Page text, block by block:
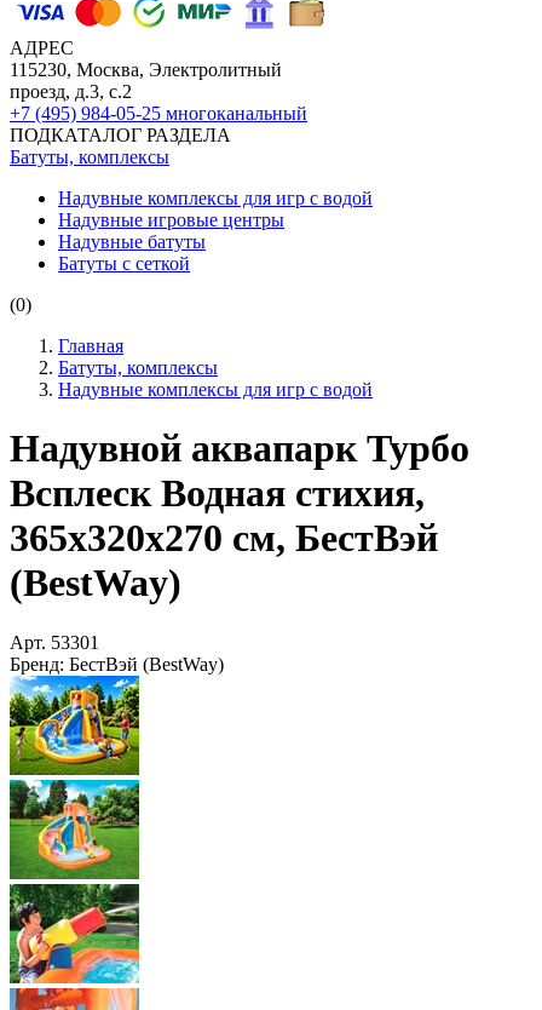
АДРЕС
115230, Москва, Электролитный
проезд, д.3, с.2
+7 (495) 984-05-25 многоканальный
ПОДКАТАЛОГ РАЗДЕЛА
Батуты, комплексы
Надувные комплексы для игр с водой
Надувные игровые центры
Надувные батуты
Батуты с сеткой
(0)
Главная
Батуты, комплексы
Надувные комплексы для игр с водой
Надувной аквапарк Турбо
Всплеск Водная стихия,
365x320x270 см, БестВэй
(BestWay)
Арт. 53301
Бренд: БестВэй (BestWay)